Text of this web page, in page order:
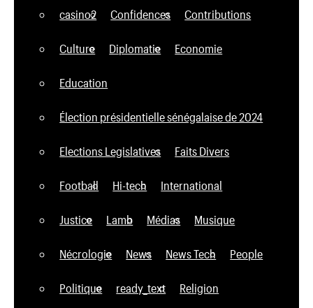
casino2 Confidences Contributions
Culture Diplomatie Economie
Education
Élection présidentielle sénégalaise de 2024
Elections Legislatives Faits Divers
Football Hi-tech International
Justice Lamb Médias Musique
Nécrologie News News Tech People
Politique ready_text Religion